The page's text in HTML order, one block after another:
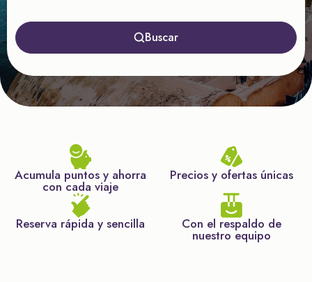
Buscar
Acumula puntos y ahorra
con cada viaje
Precios y ofertas únicas
Reserva rápida y sencilla Con el respaldo de
nuestro equipo